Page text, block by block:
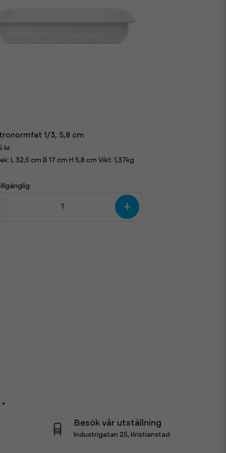
1/3, 5,8 cm
kr
L 32,5 cm B 17 cm H 5,8 cm Vikt: 1,37kg
+
Besök vår utställning
Industrigatan 25, Kristianstad